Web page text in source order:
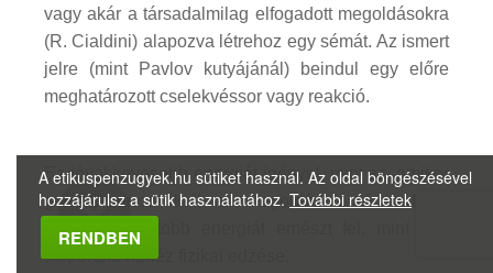
vagy akár a társadalmilag elfogadott megoldásokra
(R. Cialdini) alapozva létrehoz egy sémát. Az ismert
jelre (mint Pavlov kutyájánál) beindul egy előre
meghatározott cselekvéssor vagy reakció.
Ez jóval kevesebb energiát igényel, mint az, amikor
gondolkodnod kell a megoldáson. A tudatos
gondolkodás több energiát emészt fel, mint egy
élsportoló nehéz fizikai edzése.
A etikuspenzugyek.hu sütiket használ. Az oldal böngészésével
hozzájárulsz a sütik használatához. További részletek
RENDBEN